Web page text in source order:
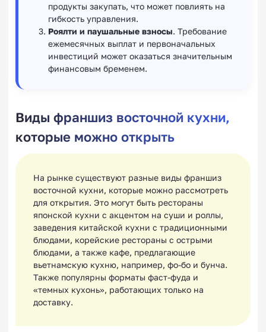
продукты закупать, что может повлиять на
гибкость управления.
Роялти и паушальные взносы. Требование
ежемесячных выплат и первоначальных
инвестиций может оказаться значительным
финансовым бременем.
Виды франшиз восточной кухни,
которые можно открыть
На рынке существуют разные виды франшиз
восточной кухни, которые можно рассмотреть
для открытия. Это могут быть рестораны
японской кухни с акцентом на суши и роллы,
заведения китайской кухни с традиционными
блюдами, корейские рестораны с острыми
блюдами, а также кафе, предлагающие
вьетнамскую кухню, например, фо-бо и бунча.
Также популярны форматы фаст-фуда и
«темных кухонь», работающих только на
доставку.